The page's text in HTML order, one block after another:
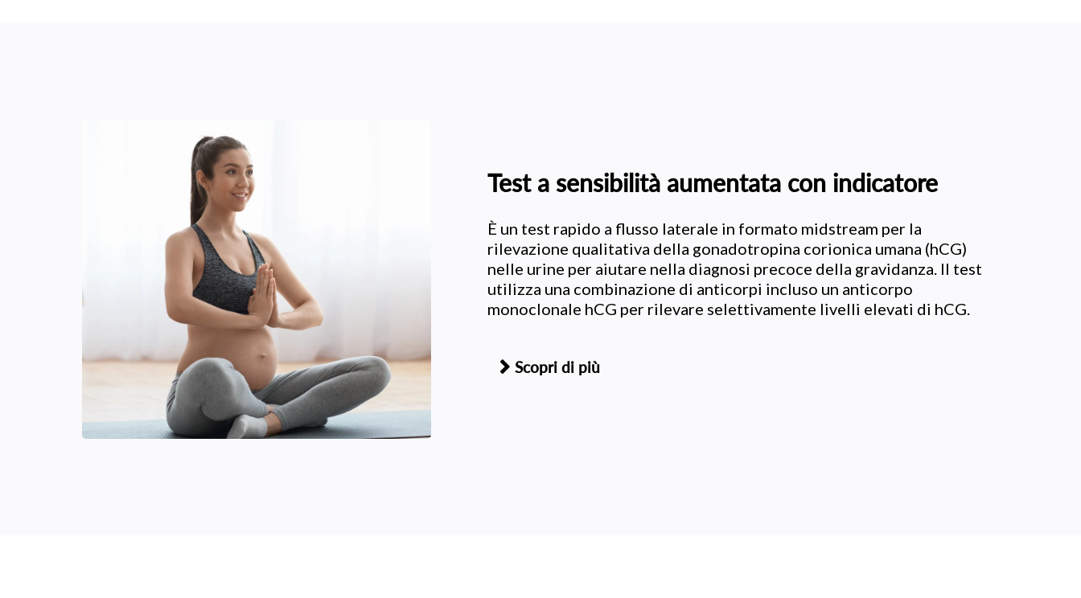
Test a sensibilità aumentata con indicatore
È un test rapido a flusso laterale in formato midstream per la
rilevazione qualitativa della gonadotropina corionica umana (hCG)
nelle urine per aiutare nella diagnosi precoce della gravidanza. Il test
utilizza una combinazione di anticorpi incluso un anticorpo
monoclonale hCG per rilevare selettivamente livelli elevati di hCG.
Scopri di più